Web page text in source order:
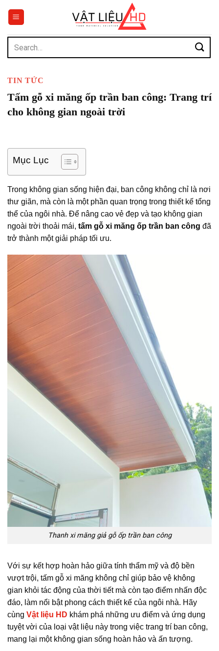
dung
for:
TIN TỨC
Tấm gỗ xi măng ốp trần ban công: Trang trí
cho không gian ngoài trời
Mục Lục
Trong không gian sống hiện đại, ban công không chỉ là nơi
thư giãn, mà còn là một phần quan trọng trong thiết kế tổng
thể của ngôi nhà. Để nâng cao vẻ đẹp và tạo không gian
ngoài trời thoải mái, tấm gỗ xi măng ốp trần ban công đã
trở thành một giải pháp tối ưu.
Thanh xi măng giả gỗ ốp trần ban công
Với sự kết hợp hoàn hảo giữa tính thẩm mỹ và độ bền
vượt trội, tấm gỗ xi măng không chỉ giúp bảo vệ không
gian khỏi tác động của thời tiết mà còn tạo điểm nhấn độc
đáo, làm nổi bật phong cách thiết kế của ngôi nhà. Hãy
cùng Vật liệu HD khám phá những ưu điểm và ứng dụng
tuyệt vời của loại vật liệu này trong việc trang trí ban công,
mang lại một không gian sống hoàn hảo và ấn tượng.